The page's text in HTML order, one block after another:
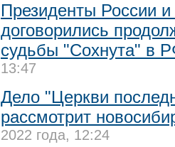
Президенты России
договорились
судьбы "Сохнута" в
13:47
Дело "Церкви
рассмотрит
2022 года, 12:24